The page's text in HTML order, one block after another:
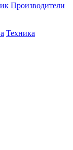
Производители
Техника